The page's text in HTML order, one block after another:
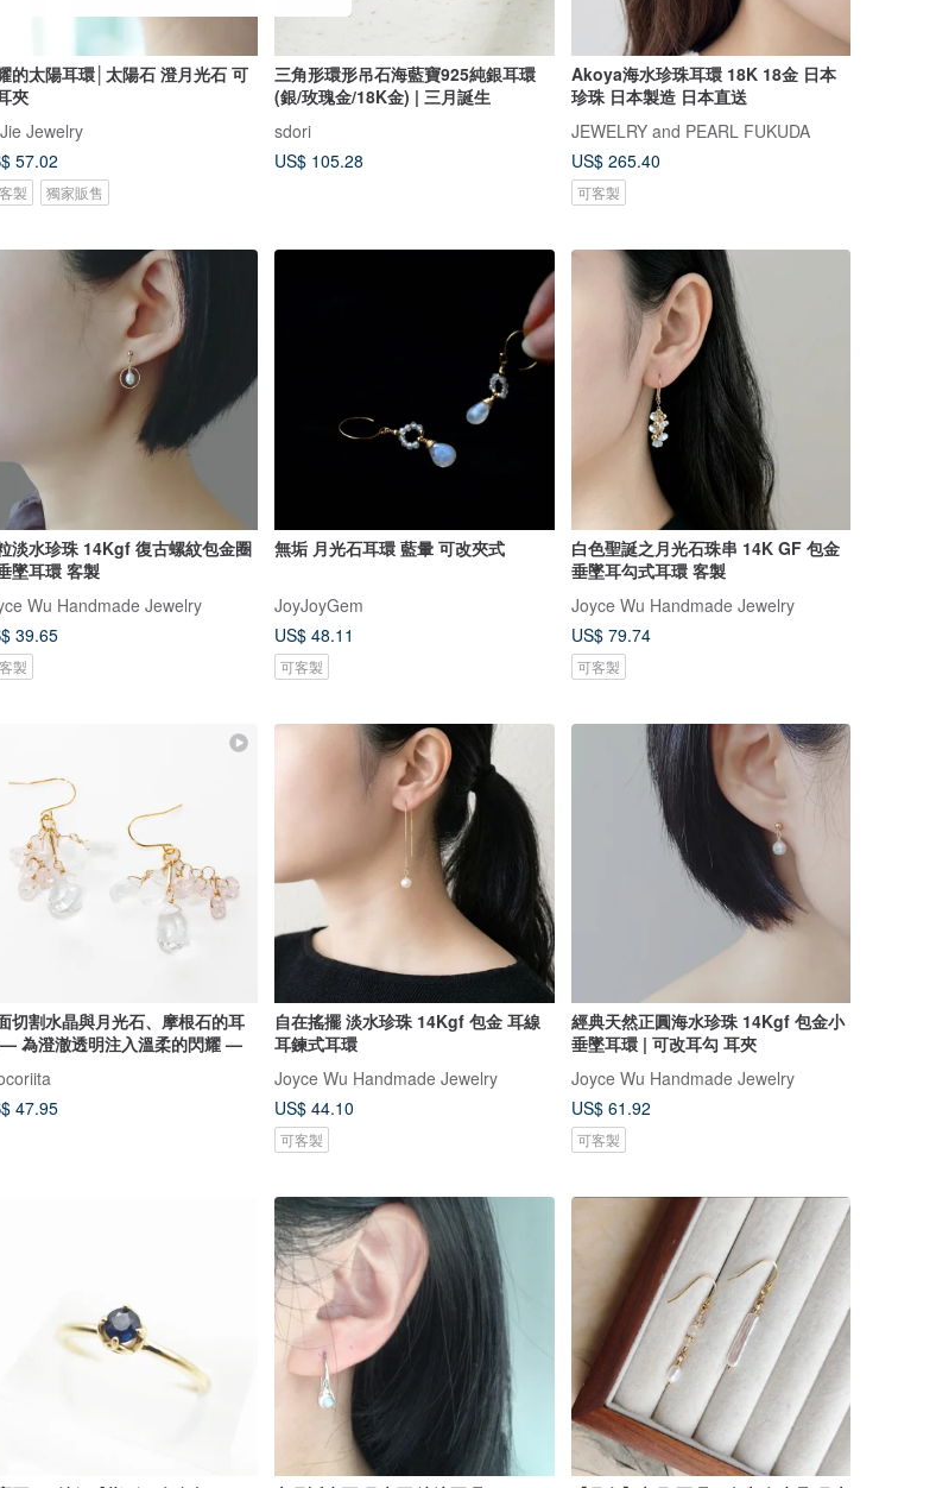
的太陽耳環│太陽石 澄月光石 可
夾
Jewelry
57.02
製 獨家販售
三角形環形吊石海藍寶925純銀耳環
(銀/玫瑰金/18K金) | 三月誕生
sdori
US$ 105.28
Akoya海水珍珠耳環 18K 18金 日本
珍珠 日本製造 日本直送
JEWELRY and PEARL FUKUDA
US$ 265.40
可客製
淡水珍珠 14Kgf 復古螺紋包金圈
墜耳環 客製
Wu Handmade Jewelry
39.65
製
無垢 月光石耳環 藍暈 可改夾式
JoyJoyGem
US$ 48.11
可客製
白色聖誕之月光石珠串 14K GF 包金
垂墜耳勾式耳環 客製
Joyce Wu Handmade Jewelry
US$ 79.74
可客製
切割水晶與月光石、摩根石的耳
為澄澈透明注入溫柔的閃耀 —
47.95
自在搖擺 淡水珍珠 14Kgf 包金 耳線
耳鍊式耳環
Joyce Wu Handmade Jewelry
US$ 44.10
可客製
經典天然正圓海水珍珠 14Kgf 包金小
垂墜耳環 | 可改耳勾 耳夾
Joyce Wu Handmade Jewelry
US$ 61.92
可客製